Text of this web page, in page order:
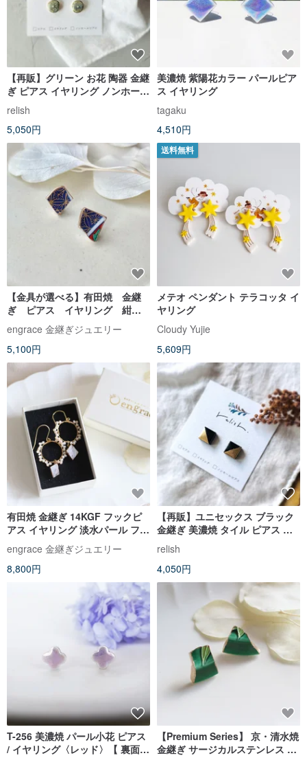
【再販】グリーン お花 陶器 金継
ぎ ピアス イヤリング ノンホール
ピアス 緑 黄色 イエロー 小さい
小ぶり ゴールド 金 花 ギフト 贈
り物 プレゼント
relish
5,050円
美濃焼 紫陽花カラー パールピア
ス イヤリング
tagaku
4,510円
【金具が選べる】有田焼 金継
ぎ ピアス イヤリング 紺
色 和柄 伝統工芸 No.529
engrace 金継ぎジュエリー
5,100円
送料無料
メテオ ペンダント テラコッタ イ
ヤリング
Cloudy Yujie
5,609円
有田焼 金継ぎ 14KGF フックピ
アス イヤリング 淡水パール フー
プ 伝統工芸 a52
engrace 金継ぎジュエリー
8,800円
【再販】ユニセックス ブラック
金継ぎ 美濃焼 タイル ピアス イ
ヤリング ノンホールピアス スク
エア シンプル ゴールド 金 プレ
ゼント 贈り物 ギフト
relish
4,050円
T-256 美濃焼 パール小花 ピアス
/ イヤリング〈レッド〉【 裏面レ
【Premium Series】 京・清水焼
金継ぎ サージカルステンレス ピ